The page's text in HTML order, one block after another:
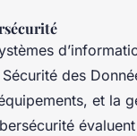
des
et la